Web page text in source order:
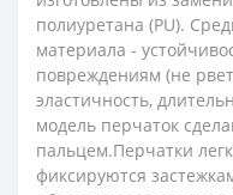
полиуретана (PU).
материала -
повреждениям (не
эластичность,
модель перчаток
пальцем.Перчатки
фиксируются